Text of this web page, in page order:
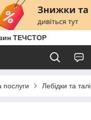
ТЕЧСТОР
послуги Лебідки та талі